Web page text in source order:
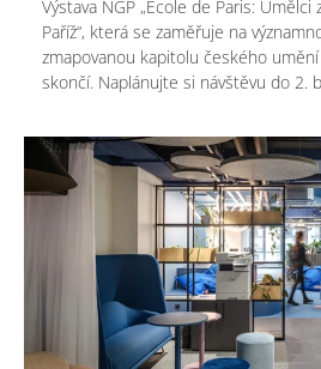
Výstava NGP „École de Paris: Umělci
Paříž“, která se zaměřuje na
zmapovanou kapitolu českého umění
skončí. Naplánujte si návštěvu do 2.